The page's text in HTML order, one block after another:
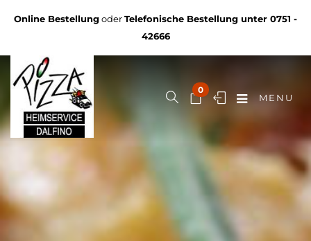
Online BestellungoderTelefonische Bestellung unter 0751 -
42666
0
MENU